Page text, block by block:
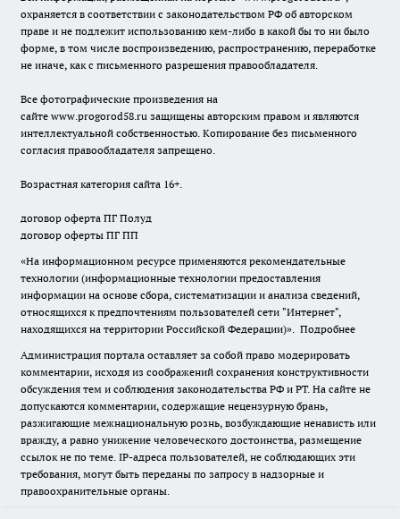
охраняется в соответствии с законодательством РФ об авторском
праве и не подлежит использованию кем-либо в какой бы то ни было
форме, в том числе воспроизведению, распространению, переработке
не иначе, как с письменного разрешения правообладателя.
Все фотографические произведения на
сайте www.progorod58.ru защищены авторским правом и являются
интеллектуальной собственностью. Копирование без письменного
согласия правообладателя запрещено.
Возрастная категория сайта 16+.
договор оферта ПГ Полуд
договор оферты ПГ ПП
«На информационном ресурсе применяются рекомендательные
технологии (информационные технологии предоставления
информации на основе сбора, систематизации и анализа сведений,
относящихся к предпочтениям пользователей сети "Интернет",
находящихся на территории Российской Федерации)». Подробнее
Администрация портала оставляет за собой право модерировать
комментарии, исходя из соображений сохранения конструктивности
обсуждения тем и соблюдения законодательства РФ и РТ. На сайте не
допускаются комментарии, содержащие нецензурную брань,
разжигающие межнациональную рознь, возбуждающие ненависть или
вражду, а равно унижение человеческого достоинства, размещение
ссылок не по теме. IP-адреса пользователей, не соблюдающих эти
требования, могут быть переданы по запросу в надзорные и
правоохранительные органы.